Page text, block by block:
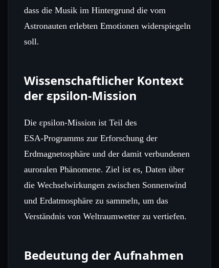
dass die Musik im Hintergrund die vom
Astronauten erlebten Emotionen widerspiegeln
soll.
Wissenschaftlicher Kontext
der εpsilon‑Mission
Die εpsilon‑Mission ist Teil des
ESA‑Programms zur Erforschung der
Erdmagnetosphäre und der damit verbundenen
auroralen Phänomene. Ziel ist es, Daten über
die Wechselwirkungen zwischen Sonnenwind
und Erdatmosphäre zu sammeln, um das
Verständnis von Weltraumwetter zu vertiefen.
Bedeutung der Aufnahmen